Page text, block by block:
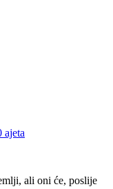
ajeta
ali oni će, poslije